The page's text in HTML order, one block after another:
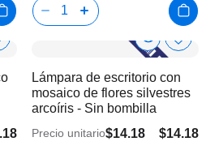
Show
Info la
lista
Lámpara de escritorio con
mosaico de flores silvestres
arcoíris - Sin bombilla
$14.18
$11.03
Precio unitario$14.18